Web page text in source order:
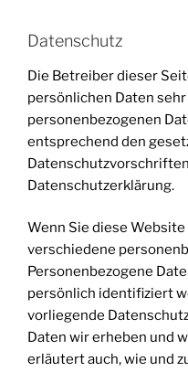
Datenschutz
Die Betreiber dieser
persönlichen Daten
personenbezogenen
entsprechend den
Datenschutzerklärung.
Wenn Sie diese
verschiedene
Personenbezogene
persönlich identifiziert
vorliegende
Daten wir erheben und
erläutert auch, wie und